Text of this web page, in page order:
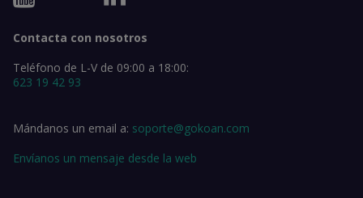
Contacta con nosotros
Teléfono de L-V de 09:00 a 18:00:
623 19 42 93
Mándanos un email a: soporte@gokoan.com
Envíanos un mensaje desde la web